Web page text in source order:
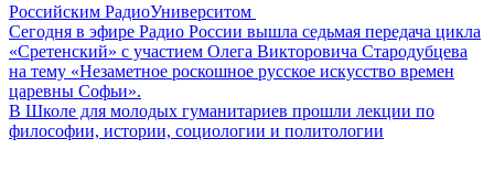
Российским РадиоУниверситом
Сегодня в эфире Радио России вышла седьмая передача цикла
«Сретенский» с участием Олега Викторовича Стародубцева
на тему «Незаметное роскошное русское искусство времен
царевны Софьи».
В Школе для молодых гуманитариев прошли лекции по
философии, истории, социологии и политологии